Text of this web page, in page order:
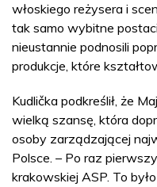
włoskiego reżysera i
tak samo wybitne
nieustannie podnosili
produkcje, które
Kudlička podkreślił, że
wielką szansę, która
osoby zarządzającej
Polsce. – Po raz
krakowskiej ASP. To